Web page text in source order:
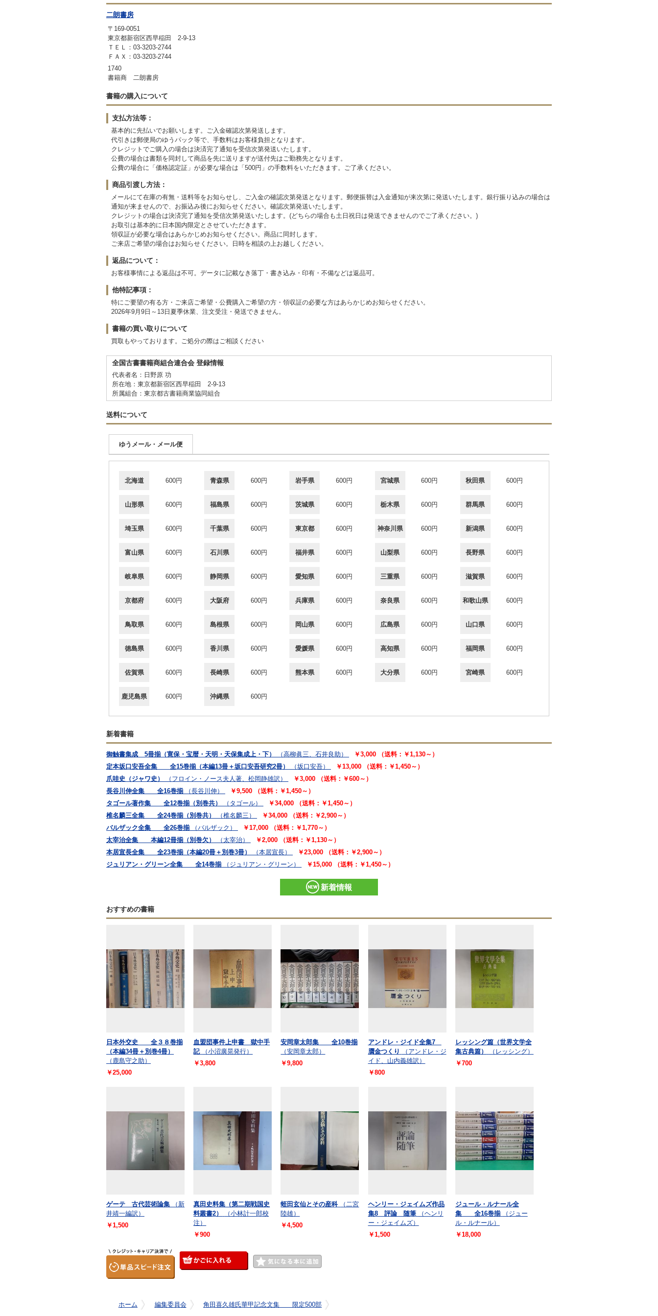
二朗書房
〒169-0051
東京都新宿区西早稲田 2-9-13
ＴＥＬ：03-3203-2744
ＦＡＸ：03-3203-2744
1740
書籍商 二朗書房
書籍の購入について
支払方法等：
基本的に先払いでお願いします。ご入金確認次第発送します。
代引きは郵便局のゆうパック等で、手数料はお客様負担となります。
クレジットでご購入の場合は決済完了通知を受信次第発送いたします。
公費の場合は書類を同封して商品を先に送りますが送付先はご勤務先となります。
公費の場合に「価格認定証」が必要な場合は「500円」の手数料をいただきます。ご了承ください。
商品引渡し方法：
メールにて在庫の有無・送料等をお知らせし、ご入金の確認次第発送となります。郵便振替は入金通知が来次第に発送いたします。銀行振り込みの場合は
通知が来ませんので、お振込み後にお知らせください。確認次第発送いたします。
クレジットの場合は決済完了通知を受信次第発送いたします。(どちらの場合も土日祝日は発送できませんのでご了承ください。)
お取引は基本的に日本国内限定とさせていただきます。
領収証が必要な場合はあらかじめお知らせください。商品に同封します。
ご来店ご希望の場合はお知らせください。日時を相談の上お越しください。
返品について：
お客様事情による返品は不可。データに記載なき落丁・書き込み・印有・不備などは返品可。
他特記事項：
特にご要望の有る方・ご来店ご希望・公費購入ご希望の方・領収証の必要な方はあらかじめお知らせください。
2026年9月9日～13日夏季休業、注文受注・発送できません。
書籍の買い取りについて
買取もやっております。ご処分の際はご相談ください
全国古書書籍商組合連合会 登録情報
代表者名：日野原 功
所在地：東京都新宿区西早稲田 2-9-13
所属組合：東京都古書籍商業協同組合
送料について
ゆうメール・メール便
北海道 600円 青森県 600円 岩手県 600円 宮城県 600円 秋田県 600円
山形県 600円 福島県 600円 茨城県 600円 栃木県 600円 群馬県 600円
埼玉県 600円 千葉県 600円 東京都 600円 神奈川県 600円 新潟県 600円
富山県 600円 石川県 600円 福井県 600円 山梨県 600円 長野県 600円
岐阜県 600円 静岡県 600円 愛知県 600円 三重県 600円 滋賀県 600円
京都府 600円 大阪府 600円 兵庫県 600円 奈良県 600円 和歌山県 600円
鳥取県 600円 島根県 600円 岡山県 600円 広島県 600円 山口県 600円
徳島県 600円 香川県 600円 愛媛県 600円 高知県 600円 福岡県 600円
佐賀県 600円 長崎県 600円 熊本県 600円 大分県 600円 宮崎県 600円
鹿児島県 600円 沖縄県 600円
新着書籍
御触書集成 5冊揃（寛保・宝暦・天明・天保集成上・下） （高柳眞三、石井良助）
￥3,000 （送料：￥1,130～）
定本坂口安吾全集 全15巻揃（本編13冊＋坂口安吾研究2冊）
（坂口安吾）
￥13,000 （送料：￥1,450～）
爪哇史（ジャワ史）
（フロイン・ノース夫人著、松岡静雄訳）
￥3,000 （送料：￥600～）
長谷川伸全集 全16巻揃
（長谷川伸）
￥9,500 （送料：￥1,450～）
タゴール著作集 全12巻揃（別巻共）
（タゴール）
￥34,000 （送料：￥1,450～）
椎名麟三全集 全24巻揃（別巻共）
（椎名麟三）
￥34,000 （送料：￥2,900～）
バルザック全集 全26巻揃
（バルザック）
￥17,000 （送料：￥1,770～）
太宰治全集 本編12冊揃（別巻欠）
（太宰治）
￥2,000 （送料：￥1,130～）
本居宣長全集 全23巻揃（本編20冊＋別巻3冊）
（本居宣長）
￥23,000 （送料：￥2,900～）
ジュリアン・グリーン全集 全14巻揃
（ジュリアン・グリーン） ￥15,000 （送料：￥1,450～）
新着情報
おすすめの書籍
日本外交史 全３８巻揃
（本編34冊＋別巻4冊）
（鹿島守之助）
￥25,000
血盟団事件上申書 獄中手
記
（小沼廣晃発行）
￥3,800
安岡章太郎集 全10巻揃
（安岡章太郎）
￥9,800
アンドレ・ジイド全集7
贋金つくり
（アンドレ・ジ
イド、山内義雄訳）
￥800
レッシング篇（世界文学全
集古典篇）
（レッシング）
￥700
ゲーテ 古代芸術論集
（新
井靖一編訳）
￥1,500
真田史料集（第二期戦国史
料叢書2）
（小林計一郎校
注）
￥900
蛭田玄仙とその産科
（二宮
陸雄）
￥4,500
ヘンリー・ジェイムズ作品
集8 評論 随筆
（ヘンリ
ー・ジェイムズ）
￥1,500
ジュール・ルナール全
集 全16巻揃
（ジュー
ル・ルナール）
￥18,000
ホーム 編集委員会 角田喜久雄氏華甲記念文集 限定500部